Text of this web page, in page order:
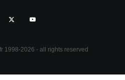
1998-2026 - all rights reserved